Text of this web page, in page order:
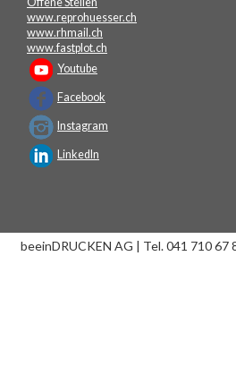
www.reprohuesser.ch
www.rhmail.ch
www.fastplot.ch
Youtube
Facebook
Instagram
LinkedIn
beeinDRUCKEN AG | Tel. 041 710 67